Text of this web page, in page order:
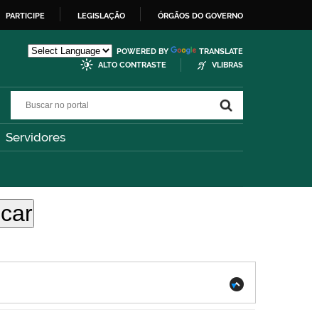
PARTICIPE LEGISLAÇÃO ÓRGÃOS DO GOVERNO
POWERED BY
TRANSLATE
ALTO CONTRASTE
VLIBRAS
Servidores